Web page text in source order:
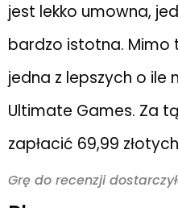
jest lekko umowna,
bardzo istotna. Mimo
jedna z lepszych o ile
Ultimate Games. Za
zapłacić 69,99
Grę do recenzji